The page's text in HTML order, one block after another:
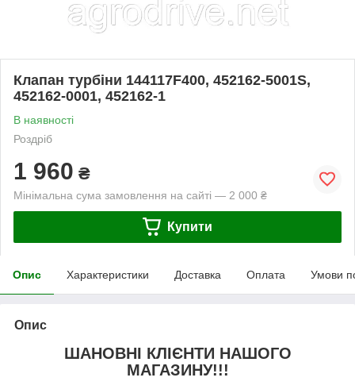
Клапан турбіни 144117F400, 452162-5001S,
452162-0001, 452162-1
В наявності
Роздріб
1 960 ₴
Мінімальна сума замовлення на сайті — 2 000 ₴
Купити
Опис Характеристики Доставка Оплата Умови
Опис
ШАНОВНІ КЛІЄНТИ НАШОГО
МАГАЗИНУ!!!